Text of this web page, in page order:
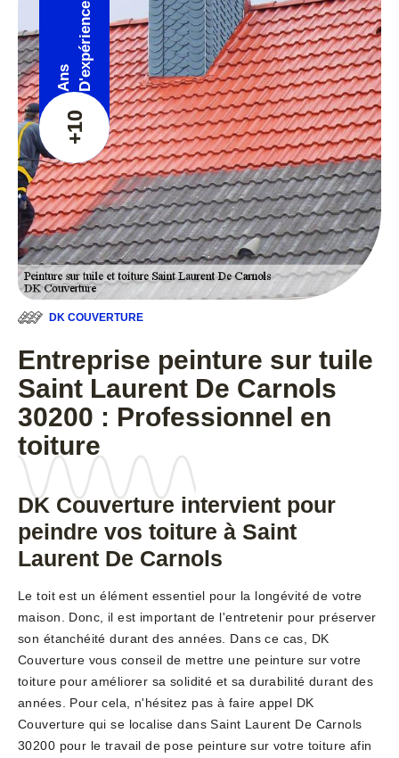
+10
Ans D'expérience
DK COUVERTURE
Entreprise peinture sur tuile
Saint Laurent De Carnols
30200 : Professionnel en
toiture
DK Couverture intervient pour
peindre vos toiture à Saint
Laurent De Carnols
Le toit est un élément essentiel pour la longévité de votre
maison. Donc, il est important de l'entretenir pour préserver
son étanchéité durant des années. Dans ce cas, DK
Couverture vous conseil de mettre une peinture sur votre
toiture pour améliorer sa solidité et sa durabilité durant des
années. Pour cela, n'hésitez pas à faire appel DK
Couverture qui se localise dans Saint Laurent De Carnols
30200 pour le travail de pose peinture sur votre toiture afin